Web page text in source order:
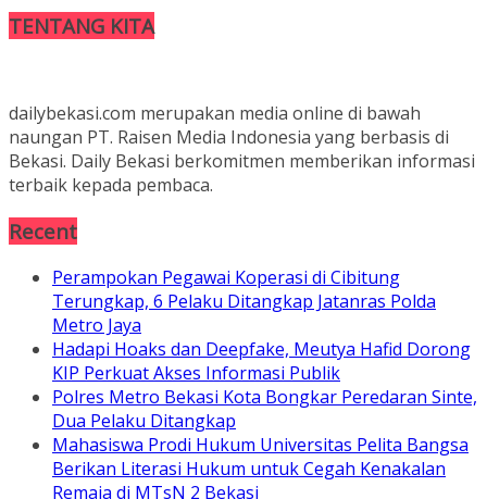
TENTANG KITA
dailybekasi.com merupakan media online di bawah
naungan PT. Raisen Media Indonesia yang berbasis di
Bekasi. Daily Bekasi berkomitmen memberikan informasi
terbaik kepada pembaca.
Recent
Perampokan Pegawai Koperasi di Cibitung
Terungkap, 6 Pelaku Ditangkap Jatanras Polda
Metro Jaya
Hadapi Hoaks dan Deepfake, Meutya Hafid Dorong
KIP Perkuat Akses Informasi Publik
Polres Metro Bekasi Kota Bongkar Peredaran Sinte,
Dua Pelaku Ditangkap
Mahasiswa Prodi Hukum Universitas Pelita Bangsa
Berikan Literasi Hukum untuk Cegah Kenakalan
Remaja di MTsN 2 Bekasi